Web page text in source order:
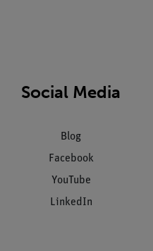
Social Media
Blog
Facebook
YouTube
LinkedIn